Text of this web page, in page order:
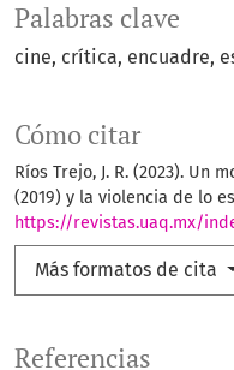
Palabras clave
cine crítica encuadre
Cómo citar
Ríos Trejo, J. R. (2023). Un
(2019) y la violencia de lo
https://revistas.uaq.mx/
Más formatos de cita
Referencias